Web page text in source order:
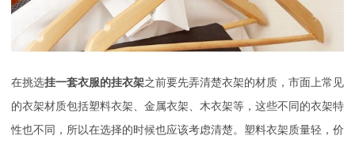
在挑选挂一套衣服的挂衣架之前要先弄清楚衣架的材质，市面上常见
的衣架材质包括塑料衣架、金属衣架、木衣架等，这些不同的衣架特
性也不同，所以在选择的时候也应该考虑清楚。塑料衣架质量轻，价